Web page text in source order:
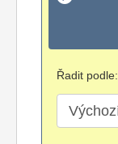
Řadit podle: